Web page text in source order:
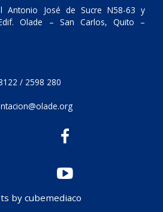
Antonio José de Sucre N58-63 y
Olade – San Carlos, Quito –
/ 2598 280
by cubemediaco